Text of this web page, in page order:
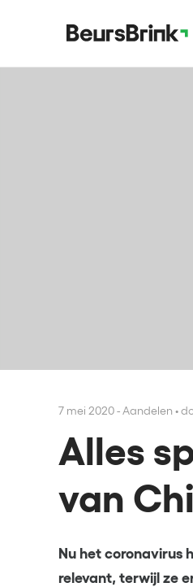
7 mei 2020 - Aandelen •
Alles
van
Nu het coronavirus
relevant, terwijl ze